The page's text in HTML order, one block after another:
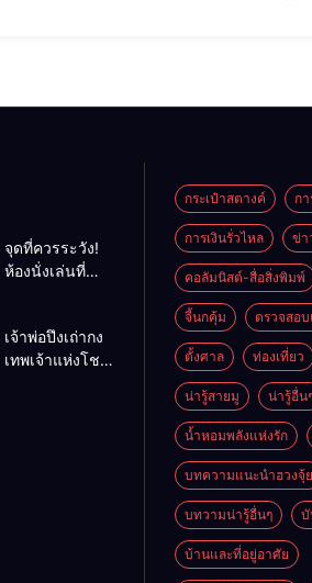
จุดที่ควรระวัง!
ห้องนั่งเล่นที่
เจ้าพ่อปึงเถ่ากง
เทพเจ้าแห่งโชค
กระเป๋าสตางค์ กา
การเงินรั่วไหล ข่า
คอลัมนิสต์-สื่อสิ่งพิมพ์
จี้นกคุ้ม ตรวจสอ
ตั้งศาล ท่องเที่ยว
น่ารู้สายมู น่ารู้อื่น
น้ำหอมพลังแห่งรัก
บทความแนะนำฮวงจุ้ย
บทวามน่ารู้อื่นๆ
บ้านและที่อยู่อาศัย